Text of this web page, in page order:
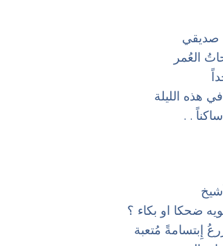
صديقي
العُمر
هذه الليلة
. .
ضحكا او بكاء ؟
إِبتسامةً مُتعبة